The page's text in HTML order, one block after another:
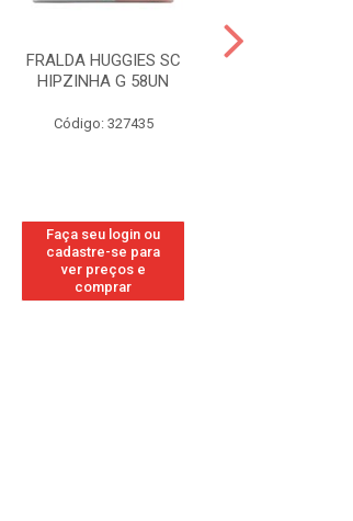
FRALDA HUGGIES SC
HIPZINHA G 58UN
Código: 327435
Faça seu login ou
cadastre-se para
ver preços e
comprar